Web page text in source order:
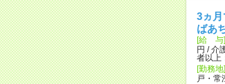
3ヵ
ばあ
[給 与]
円 / 介
者以上
[勤務地]
戸・常